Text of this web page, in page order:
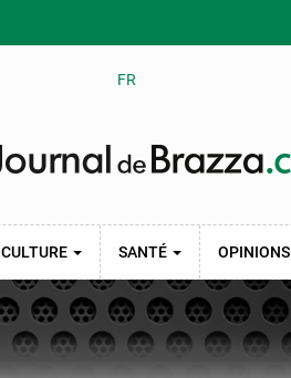
FR
CULTURE SANTÉ OPINIONS